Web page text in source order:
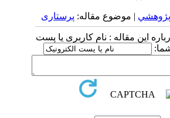
| موضوع مقاله:پرستاری
این مقاله : نام کاربری یا پست